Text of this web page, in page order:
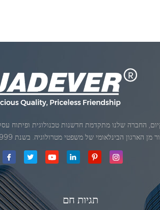
של משפטי מטרולוגיה. בשנת 1999, שיאמן ג'אדברסולם ושות 'בע"מהיה
תגיות חם